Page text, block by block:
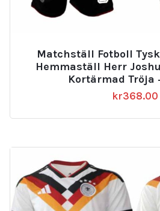
Matchställ Fotboll
Hemmaställ Herr
Kortärmad Tröja
kr368.00